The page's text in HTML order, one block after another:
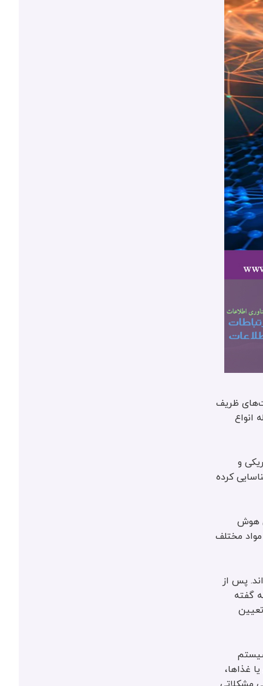
هوش مصنوعی طراحی کرده‌اند که قادر است با دقت بالای ۹۵٪، تفاوت‌های ظریف
انواع
و
کرده
هوش
مختلف
پس از
گفته
تعیین
غذاها،